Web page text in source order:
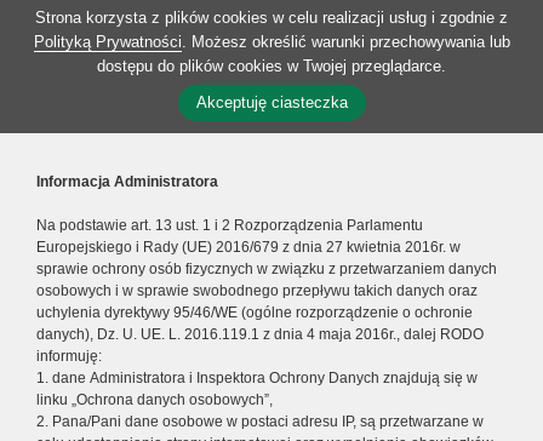
Strona korzysta z plików cookies w celu realizacji usług i zgodnie z
Polityką Prywatności. Możesz określić warunki przechowywania lub
dostępu do plików cookies w Twojej przeglądarce.
Akceptuję ciasteczka
Informacja Administratora
Na podstawie art. 13 ust. 1 i 2 Rozporządzenia Parlamentu
Europejskiego i Rady (UE) 2016/679 z dnia 27 kwietnia 2016r. w
sprawie ochrony osób fizycznych w związku z przetwarzaniem danych
osobowych i w sprawie swobodnego przepływu takich danych oraz
uchylenia dyrektywy 95/46/WE (ogólne rozporządzenie o ochronie
danych), Dz. U. UE. L. 2016.119.1 z dnia 4 maja 2016r., dalej RODO
informuję:
1. dane Administratora i Inspektora Ochrony Danych znajdują się w
linku „Ochrona danych osobowych”,
2. Pana/Pani dane osobowe w postaci adresu IP, są przetwarzane w